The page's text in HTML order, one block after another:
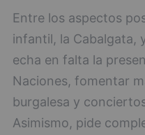
Entre los aspectos
infantil, la Cabalgata,
echa en falta la
Naciones, fomentar
burgalesa y
Asimismo, pide